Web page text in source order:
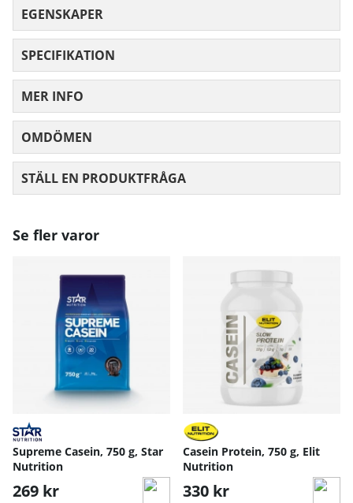
EGENSKAPER
SPECIFIKATION
MER INFO
OMDÖMEN
STÄLL EN PRODUKTFRÅGA
Se fler varor
Supreme Casein, 750 g, Star
Nutrition
269 kr
Casein Protein, 750 g, Elit
Nutrition
330 kr